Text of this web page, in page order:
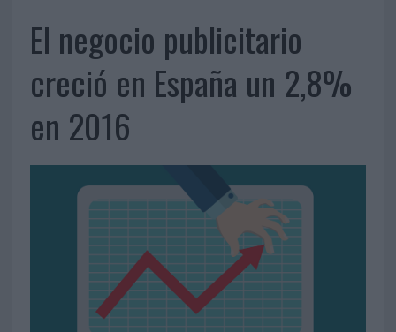
El negocio publicitario
creció en España un 2,8%
en 2016